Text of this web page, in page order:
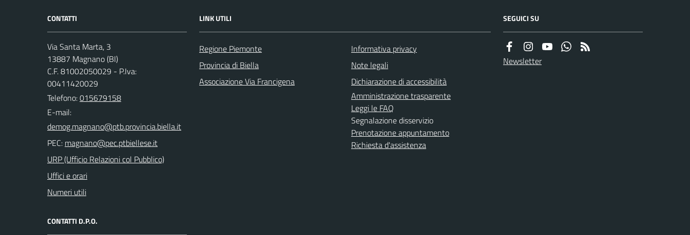
CONTATTI
Via Santa Marta, 3
13887 Magnano (BI)
C.F. 81002050029 - P.Iva:
00411420029
Telefono:015679158
E-mail:
PEC:
URP (Ufficio Relazioni col Pubblico)
Uffici e orari
Numeri utili
CONTATTI D.P.O.
LINK UTILI
Regione Piemonte
Provincia di Biella
Associazione Via Francigena
Informativa privacy
Note legali
Dichiarazione di accessibilità
Amministrazione trasparente
Leggi le FAQ
Segnalazione disservizio
Prenotazione appuntamento
Richiesta d'assistenza
SEGUICI SU
Newsletter